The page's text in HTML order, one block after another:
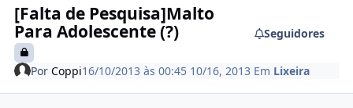
[Falta de Pesquisa]Malto
Para Adolescente (?)
Seguidores
PorCoppi16/10/2013 às 00:45 10/16, 2013 Em Lixeira